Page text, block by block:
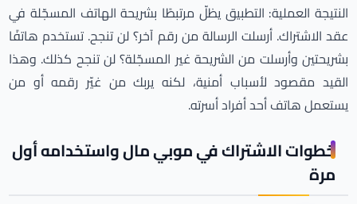
النتيجة العملية: التطبيق يظلّ مرتبطًا بشريحة الهاتف المسجّلة في
عقد الاشتراك. أرسلت الرسالة من رقم آخر؟ لن تنجح. تستخدم هاتفًا
بشريحتين وأرسلت من الشريحة غير المسجّلة؟ لن تنجح كذلك. وهذا
القيد مقصود لأسباب أمنية، لكنه يربك من غيّر رقمه أو من
يستعمل هاتف أحد أفراد أسرته.
خطوات الاشتراك في موبي مال واستخدامه أول
مرة